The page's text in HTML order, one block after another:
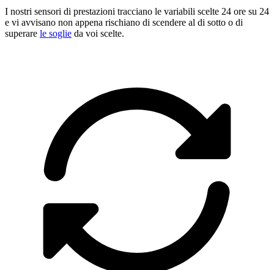
I nostri sensori di prestazioni tracciano le variabili scelte 24 ore su 24
e vi avvisano non appena rischiano di scendere al di sotto o di
superare le soglie da voi scelte.